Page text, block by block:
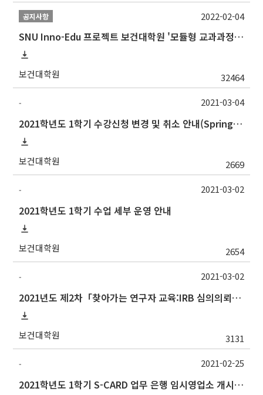
공지사항
SNU Inno-Edu 프로젝트 보건대학원 '모듈형 교과과정' 안내(revised 2022/2/28)
보건대학원 32464
2022-02-04
-
2021학년도 1학기 수강신청 변경 및 취소 안내(Spring Semester 2021 Course Registration Change & Drop Guidelines)
보건대학원 2669
2021-03-04
-
2021학년도 1학기 수업 세부 운영 안내
보건대학원 2654
2021-03-02
-
2021년도 제2차「찾아가는 연구자 교육:IRB 심의의뢰서 작성법」안내
보건대학원 3131
2021-03-02
-
2021학년도 1학기 S-CARD 업무 은행 임시영업소 개시 안내
2021-02-25